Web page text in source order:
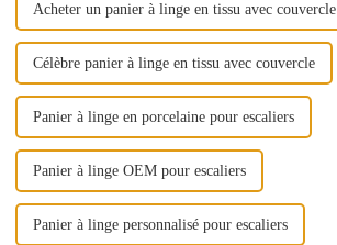
Acheter un panier à linge en tissu avec couvercle
Célèbre panier à linge en tissu avec couvercle
Panier à linge en porcelaine pour escaliers
Panier à linge OEM pour escaliers
Panier à linge personnalisé pour escaliers